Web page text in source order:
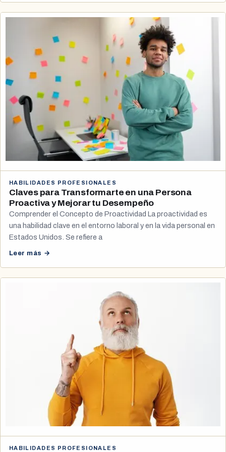
HABILIDADES PROFESIONALES
Claves para Transformarte en una Persona
Proactiva y Mejorar tu Desempeño
Comprender el Concepto de Proactividad La proactividad es
una habilidad clave en el entorno laboral y en la vida personal en
Estados Unidos. Se refiere a
Leer más →
HABILIDADES PROFESIONALES